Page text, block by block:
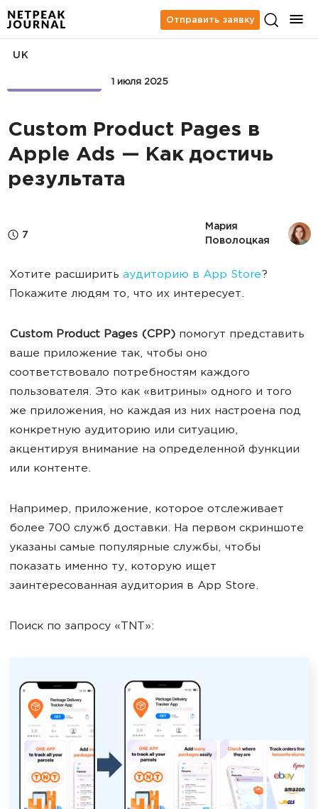
Отправить заявку
1 июля 2025
UK
Custom Product Pages в
Apple Ads — Как достичь
результата
7
Мария
Поволоцкая
Хотите расширить аудиторию в App Store?
Покажите людям то, что их интересует.
Custom Product Pages (CPP) помогут представить
ваше приложение так, чтобы оно
соответствовало потребностям каждого
пользователя. Это как «витрины» одного и того
же приложения, но каждая из них настроена под
конкретную аудиторию или ситуацию,
акцентируя внимание на определенной функции
или контенте.
Например, приложение, которое отслеживает
более 700 служб доставки. На первом скриншоте
указаны самые популярные службы, чтобы
показать именно ту, которую ищет
заинтересованная аудитория в App Store.
Поиск по запросу «TNT»: